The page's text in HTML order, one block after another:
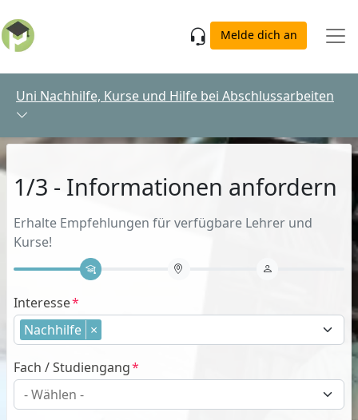
Melde dich an
Uni Nachhilfe, Kurse und Hilfe bei Abschlussarbeiten
1/3 - Informationen anfordern
Erhalte Empfehlungen für verfügbare Lehrer und
Kurse!
Interesse
Nachhilfe ×
Fach / Studiengang